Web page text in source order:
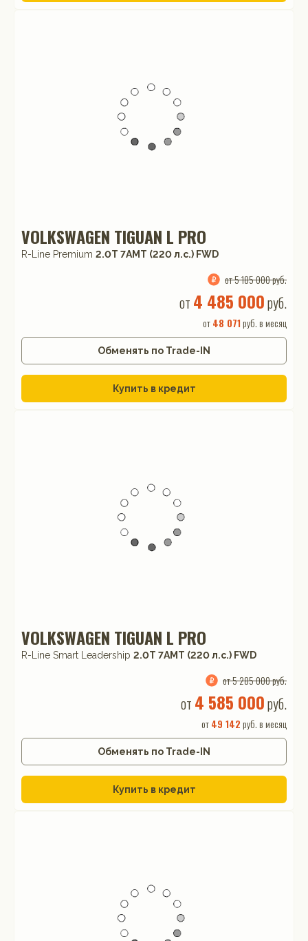
VOLKSWAGEN TIGUAN L PRO
R-Line Premium 2.0T 7AMT (220 л.с.) FWD
от 5 185 000 руб.
от 4 485 000руб.
от48 071 руб. в месяц
Обменять по Trade-IN
Купить в кредит
VOLKSWAGEN TIGUAN L PRO
R-Line Smart Leadership 2.0T 7AMT (220 л.с.) FWD
от 5 285 000 руб.
от 4 585 000руб.
от49 142 руб. в месяц
Обменять по Trade-IN
Купить в кредит